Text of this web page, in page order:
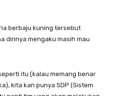
berbaju kuning tersebut
dirinya mengaku masih mau
itu (kalau memang benar
kita kan punya SDP (Sistem